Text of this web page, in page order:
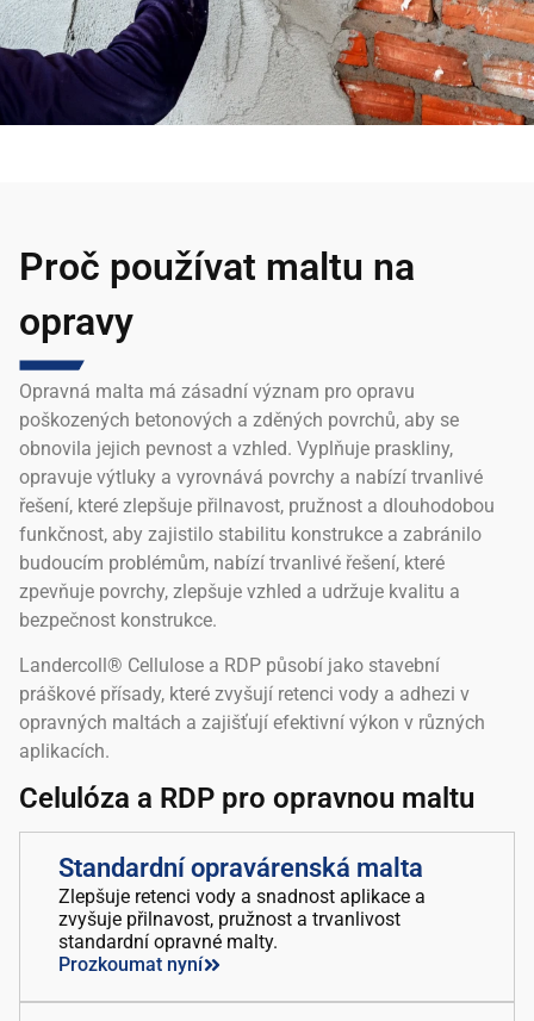
Proč používat maltu na
opravy
Opravná malta má zásadní význam pro opravu
poškozených betonových a zděných povrchů, aby se
obnovila jejich pevnost a vzhled. Vyplňuje praskliny,
opravuje výtluky a vyrovnává povrchy a nabízí trvanlivé
řešení, které zlepšuje přilnavost, pružnost a dlouhodobou
funkčnost, aby zajistilo stabilitu konstrukce a zabránilo
budoucím problémům, nabízí trvanlivé řešení, které
zpevňuje povrchy, zlepšuje vzhled a udržuje kvalitu a
bezpečnost konstrukce.
Landercoll® Cellulose a RDP působí jako stavební
práškové přísady, které zvyšují retenci vody a adhezi v
opravných maltách a zajišťují efektivní výkon v různých
aplikacích.
Celulóza a RDP pro opravnou maltu
Standardní opravárenská malta
Zlepšuje retenci vody a snadnost aplikace a
zvyšuje přilnavost, pružnost a trvanlivost
standardní opravné malty.
Prozkoumat nyní